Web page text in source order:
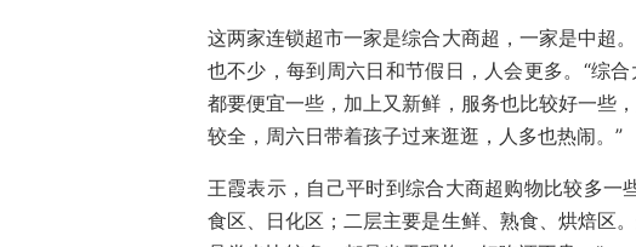
这两家连锁超市一家是综合大商超，一家是中超
也不少，每到周六日和节假日，人会更多。“综
都要便宜一些，加上又新鲜，服务也比较好一些
较全，周六日带着孩子过来逛逛，人多也热闹。”
王霞表示，自己平时到综合大商超购物比较多一
食区、日化区；二层主要是生鲜、熟食、烘焙区